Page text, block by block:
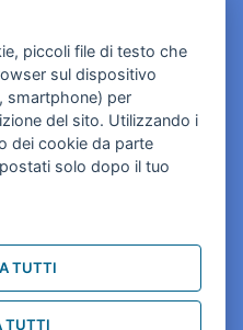
piccoli file di testo che
sul dispositivo
smartphone) per
del sito. Utilizzando i
dei cookie da parte
solo dopo il tuo
TUTTI
TUTTI